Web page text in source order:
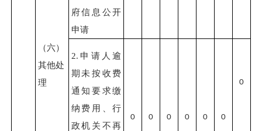
（六）
其他处
理
府信息公开
申请
2.申请人逾
期未按收费
通知要求缴
纳费用、行
政机关不再
0 0 0 0 0 0
0